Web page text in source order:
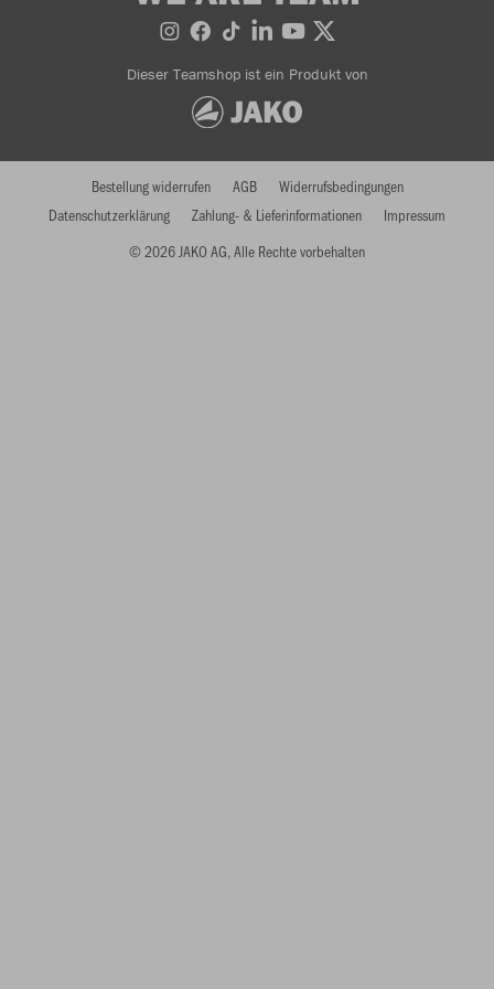
Dieser Teamshop ist ein Produkt von
© 2026 JAKO AG, Alle Rechte vorbehalten
Bestellung widerrufen AGB
Widerrufsbedingungen
Datenschutzerklärung
Zahlung- & Lieferinformationen Impressum